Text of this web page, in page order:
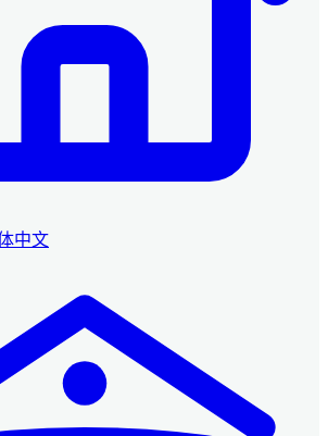
中文